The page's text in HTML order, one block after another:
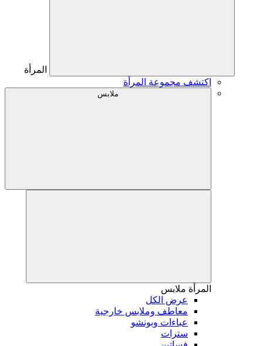
المرأة
اكتشف مجموعة المرأة
ملابس
المرأة ملابس
عرض الكل
معاطف وملابس خارجية
عباءات وبونشو
سترات